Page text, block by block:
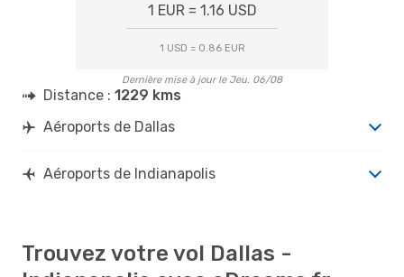
1 EUR = 1.16 USD
1 USD = 0.86 EUR
Dernière mise à jour le Jeu. 06/08
Distance : 1229 kms
Aéroports de Dallas
Aéroports de Indianapolis
Trouvez votre vol Dallas -